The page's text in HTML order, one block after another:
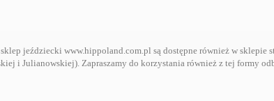
jeździecki www.hippoland.com.pl są dostępne również w
i Julianowskiej). Zapraszamy do korzystania również z tej formy